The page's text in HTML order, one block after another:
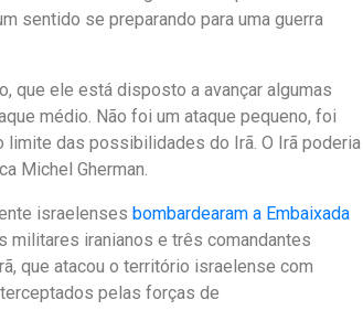
sentido se preparando para uma guerra
que ele está disposto a avançar algumas
médio. Não foi um ataque pequeno, foi
limite das possibilidades do Irã. O Irã poderia
Michel Gherman.
israelenses bombardearam a Embaixada
militares iranianos e três comandantes
que atacou o território israelense com
pelas forças de